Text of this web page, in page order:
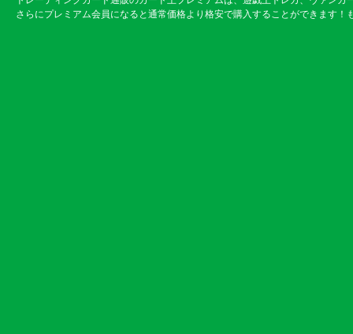
さらにプレミアム会員になると通常価格より格安で購入することができます